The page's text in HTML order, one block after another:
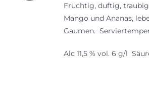
13,50 €12,50 €.
Fruchtig, duftig,
Mango und Ananas,
Gaumen.
Alc 11,5 % vol. 6 g/l